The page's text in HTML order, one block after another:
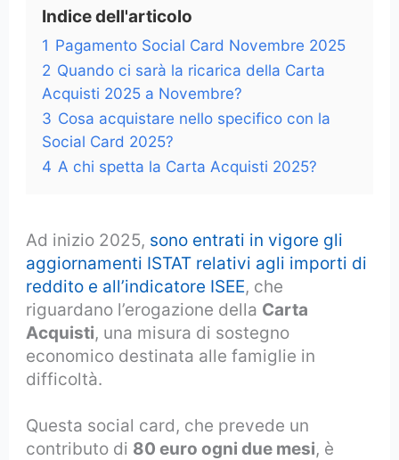
Indice dell'articolo
1 Pagamento Social Card Novembre 2025
2 Quando ci sarà la ricarica della Carta
Acquisti 2025 a Novembre?
3 Cosa acquistare nello specifico con la
Social Card 2025?
4 A chi spetta la Carta Acquisti 2025?
Ad inizio 2025, sono entrati in vigore gli
aggiornamenti ISTAT relativi agli importi di
reddito e all’indicatore ISEE, che
riguardano l’erogazione della Carta
Acquisti, una misura di sostegno
economico destinata alle famiglie in
difficoltà.
Questa social card, che prevede un
contributo di 80 euro ogni due mesi, è